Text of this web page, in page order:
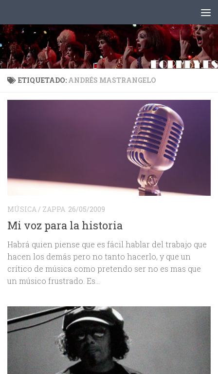
ETIQUETADO: ANDRÉS MASTRANGELO
MÚSICA/ ZAPPA 26/05/2009
Mi voz para la historia
Habrá quien piense que es fácil hablar del trabajo que
hacen los demás pero no tanto hacerlo, y que un
crítico de música como pretendo ser no es mas que
un músico frustrado. Es...